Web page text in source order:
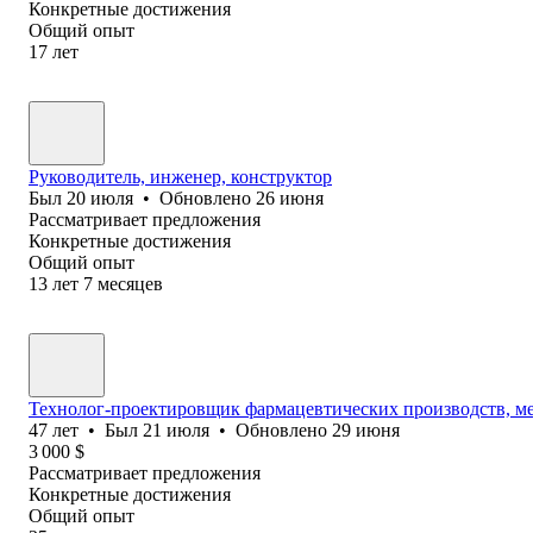
Конкретные достижения
Общий опыт
17 лет
Руководитель, инженер, конструктор
Был 20 июля • Обновлено 26 июня
Рассматривает предложения
Конкретные достижения
Общий опыт
13 лет 7 месяцев
Технолог-проектировщик фармацевтических производств,
47 лет • Был 21 июля • Обновлено 29 июня
3 000 $
Рассматривает предложения
Конкретные достижения
Общий опыт